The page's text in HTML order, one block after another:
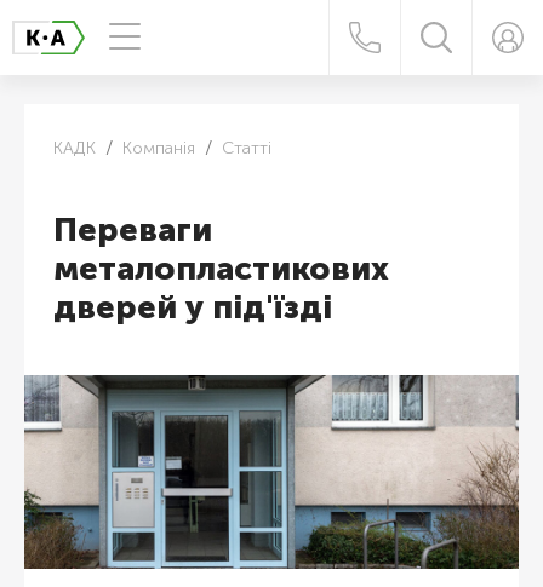
КАДК Компанія Статті
Переваги
металопластикових
дверей у під'їзді